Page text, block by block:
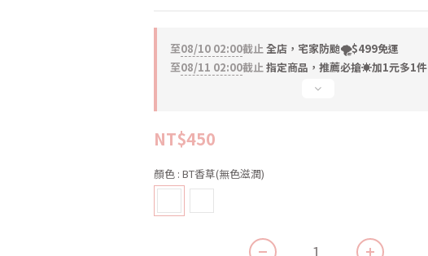
至08/10 02:00截止全店，宅家防颱🌪️$499免運
至08/11 02:00截止指定商品，推薦必搶☀️加1元多1件
NT$450
顏色 : BT香草(無色滋潤)